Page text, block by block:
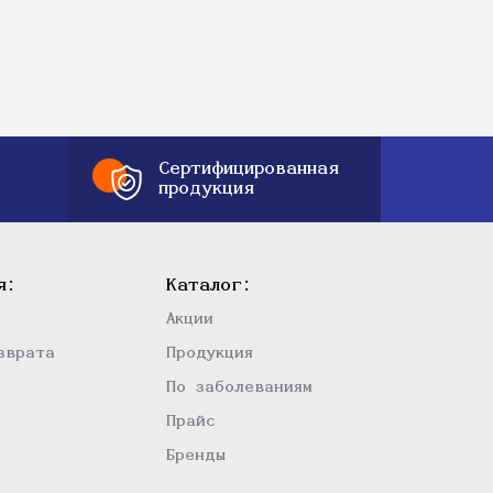
Сертифицированная
продукция
Каталог:
Акции
Продукция
По заболеваниям
Прайс
Бренды